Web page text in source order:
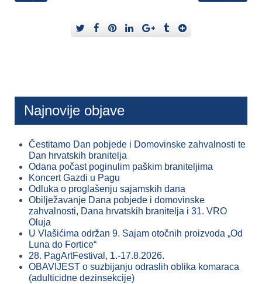
Najnovije objave
Čestitamo Dan pobjede i Domovinske zahvalnosti te
Dan hrvatskih branitelja
Odana počast poginulim paškim braniteljima
Koncert Gazdi u Pagu
Odluka o proglašenju sajamskih dana
Obilježavanje Dana pobjede i domovinske
zahvalnosti, Dana hrvatskih branitelja i 31. VRO
Oluja
U Vlašićima održan 9. Sajam otočnih proizvoda „Od
Luna do Fortice“
28. PagArtFestival, 1.-17.8.2026.
OBAVIJEST o suzbijanju odraslih oblika komaraca
(adulticidne dezinsekcije)